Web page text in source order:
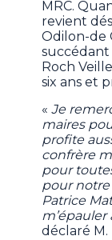
MRC.
revient
Odilon-de
succédant
Roch
six ans et
«Je
maires
profite
confrère
pour
pour notre
Patrice
déclaré